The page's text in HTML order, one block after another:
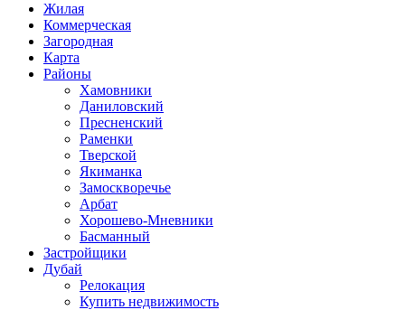
Жилая
Коммерческая
Загородная
Карта
Районы
Хамовники
Даниловский
Пресненский
Раменки
Тверской
Якиманка
Замоскворечье
Арбат
Хорошево-Мневники
Басманный
Застройщики
Дубай
Релокация
Купить недвижимость